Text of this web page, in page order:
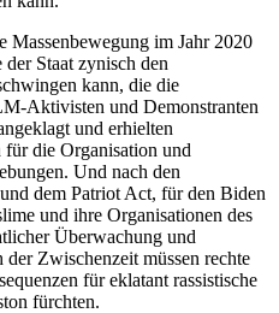
Massenbewegung im Jahr 2020
Staat zynisch den
kann, die die
Aktivisten und Demonstranten
und erhielten
für die Organisation und
Und nach den
dem Patriot Act, für den Biden
und ihre Organisationen des
Überwachung und
Zwischenzeit müssen rechte
für eklatant rassistische
fürchten.